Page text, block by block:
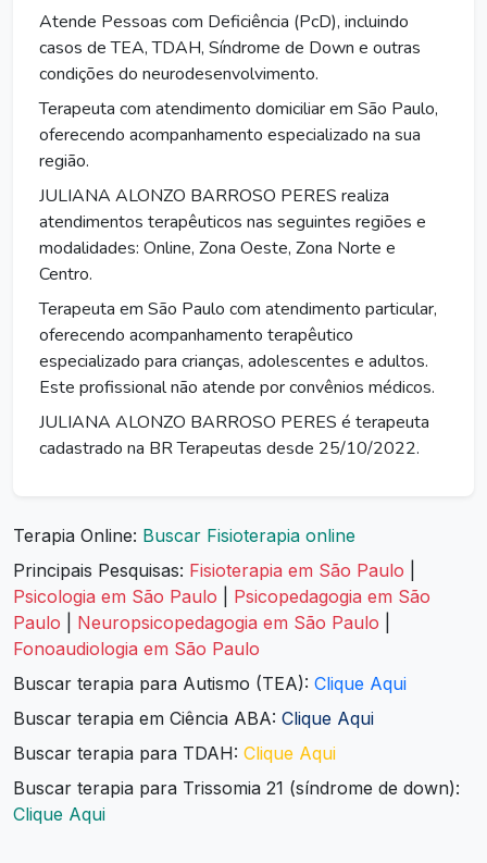
Atende Pessoas com Deficiência (PcD), incluindo
casos de TEA, TDAH, Síndrome de Down e outras
condições do neurodesenvolvimento.
Terapeuta com atendimento domiciliar em São Paulo,
oferecendo acompanhamento especializado na sua
região.
JULIANA ALONZO BARROSO PERES realiza
atendimentos terapêuticos nas seguintes regiões e
modalidades: Online, Zona Oeste, Zona Norte e
Centro.
Terapeuta em São Paulo com atendimento particular,
oferecendo acompanhamento terapêutico
especializado para crianças, adolescentes e adultos.
Este profissional não atende por convênios médicos.
JULIANA ALONZO BARROSO PERES é terapeuta
cadastrado na BR Terapeutas desde 25/10/2022.
Terapia Online: Buscar Fisioterapia online
Principais Pesquisas: Fisioterapia em São Paulo
Psicologia em São Paulo
Psicopedagogia em São
Paulo
Neuropsicopedagogia em São Paulo
Fonoaudiologia em São Paulo
Buscar terapia para Autismo (TEA): Clique Aqui
Buscar terapia em Ciência ABA: Clique Aqui
Buscar terapia para TDAH: Clique Aqui
Buscar terapia para Trissomia 21 (síndrome de down):
Clique Aqui